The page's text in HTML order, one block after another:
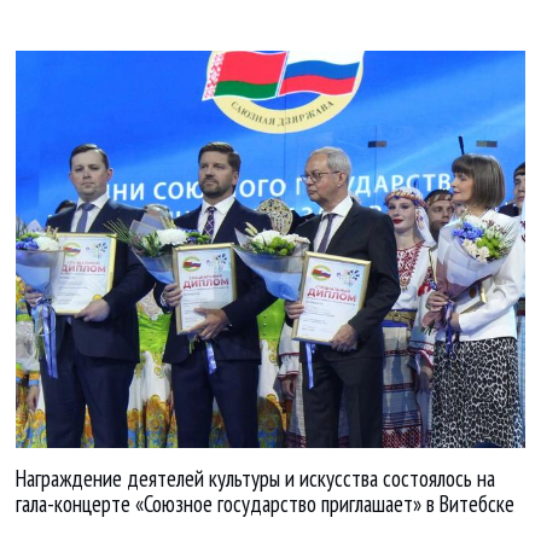
Награждение деятелей культуры и искусства состоялось на
гала-концерте «Союзное государство приглашает» в Витебске